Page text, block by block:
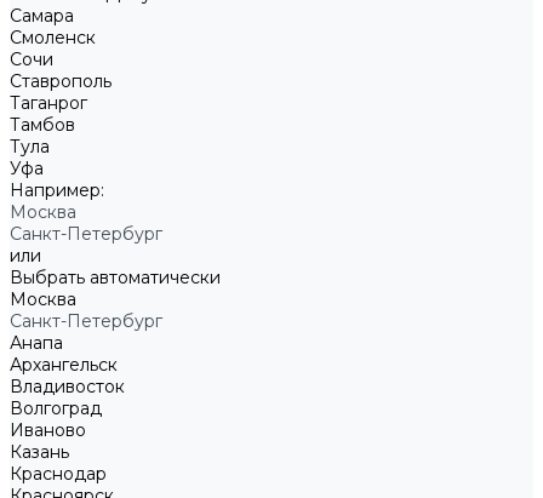
Самара
Смоленск
Сочи
Ставрополь
Таганрог
Тамбов
Тула
Уфа
Например:
Москва
Санкт-Петербург
или
Выбрать автоматически
Москва
Санкт-Петербург
Анапа
Архангельск
Владивосток
Волгоград
Иваново
Казань
Краснодар